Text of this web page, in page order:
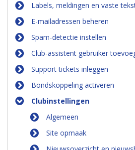
Labels, meldingen en vaste
E-mailadressen beheren
Spam-detectie instellen
Club-assistent gebruiker
Support tickets inleggen
Bondskoppeling activeren
Clubinstellingen
Algemeen
Site opmaak